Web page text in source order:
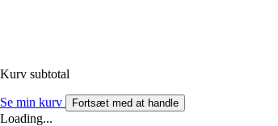
Kurv subtotal
Se min kurv Fortsæt med at handle
Loading...